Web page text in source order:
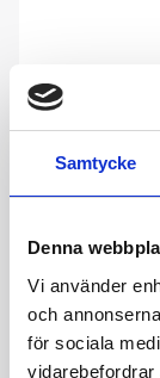
Samtycke
Denna
Vi använder
och
för sociala
vidarebefordrar